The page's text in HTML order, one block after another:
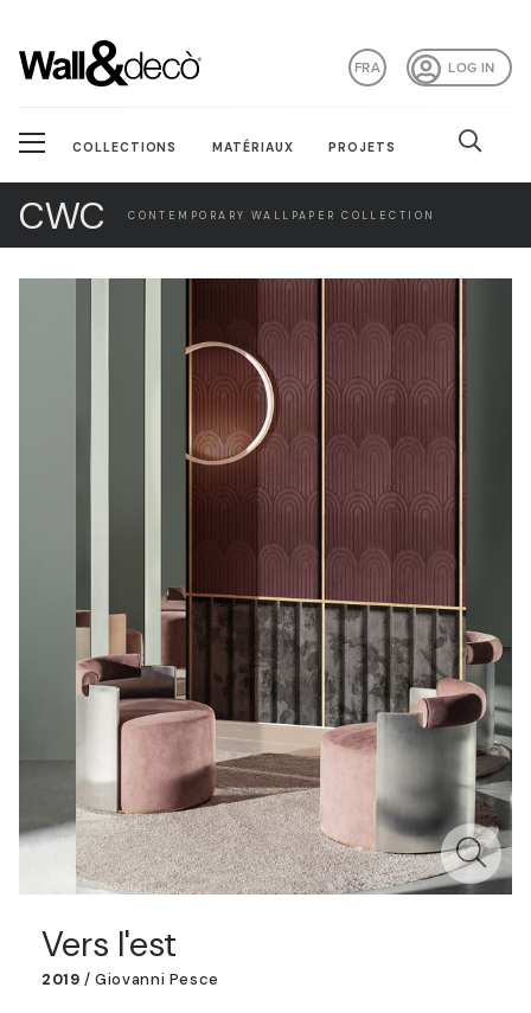
LOG IN
FRA
COLLECTIONS MATÉRIAUX PROJETS
CWC CONTEMPORARY WALLPAPER COLLECTION
Vers l'est
2019 / Giovanni Pesce